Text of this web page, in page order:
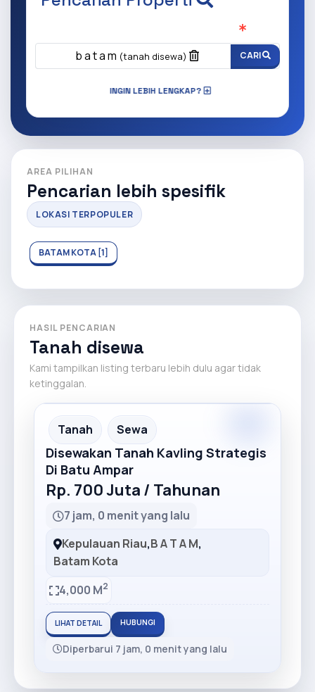
b a t a m (tanah disewa) CARI
INGIN LEBIH LENGKAP?
AREA PILIHAN
Pencarian lebih spesifik
LOKASI TERPOPULER
BATAM KOTA [1]
HASIL PENCARIAN
Tanah disewa
Kami tampilkan listing terbaru lebih dulu agar tidak
ketinggalan.
Recommended
Tanah Sewa
Disewakan Tanah Kavling Strategis
Di Batu Ampar
Rp. 700 Juta / Tahunan
7 jam, 0 menit yang lalu
Kepulauan Riau,B A T A M,
Batam Kota
4,000 M2
LIHAT DETAIL HUBUNGI
Diperbarui 7 jam, 0 menit yang lalu